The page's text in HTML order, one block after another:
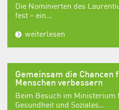
Die Nominierten des
fest – ein...
weiterlesen
Gemeinsam die Chancen
Menschen verbessern
Beim Besuch im Ministerium
Gesundheit und Soziales...